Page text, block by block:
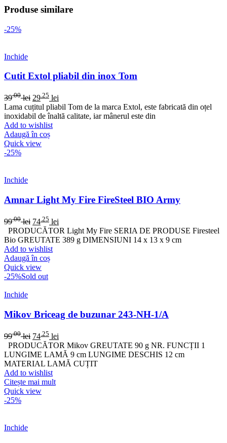
Produse similare
-25%
Inchide
Cutit Extol pliabil din inox Tom
39.00 lei 29 .25 lei
Lama cuțitul pliabil Tom de la marca Extol, este fabricată din oțel
inoxidabil de înaltă calitate, iar mânerul este din
Add to wishlist
Adaugă în coș
Quick view
-25%
Inchide
Amnar Light My Fire FireSteel BIO Army
99.00 lei 74 .25 lei
PRODUCĂTOR Light My Fire SERIA DE PRODUSE Firesteel
Bio GREUTATE 389 g DIMENSIUNI 14 x 13 x 9 cm
Add to wishlist
Adaugă în coș
Quick view
-25%Sold out
Inchide
Mikov Briceag de buzunar 243-NH-1/A
99.00 lei 74 .25 lei
PRODUCĂTOR Mikov GREUTATE 90 g NR. FUNCȚII 1
LUNGIME LAMĂ 9 cm LUNGIME DESCHIS 12 cm
MATERIAL LAMĂ CUȚIT
Add to wishlist
Citește mai mult
Quick view
-25%
Inchide